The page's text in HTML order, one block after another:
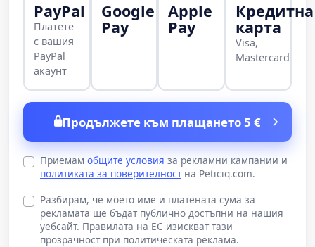
PayPal
Платете
с вашия
PayPal
акаунт
Google
Pay
Apple
Pay
Кредитна
карта
Visa,
Mastercard
Продължете към плащането 5 €
Приемам общите условия за рекламни кампании и
политиката за поверителностна Peticiq.com.
Разбирам, че моето име и платената сума за
рекламата ще бъдат публично достъпни на нашия
уебсайт. Правилата на ЕС изискват тази
прозрачност при политическата реклама.